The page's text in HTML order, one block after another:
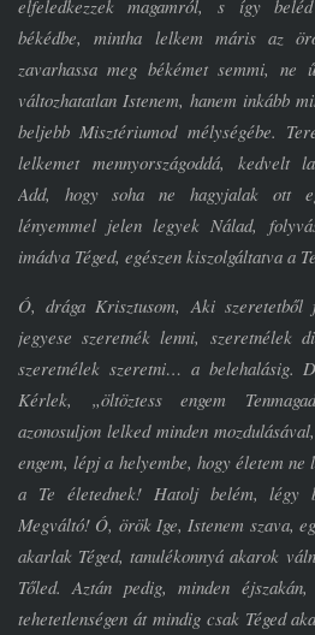
elfeledkezzek magamról, s így
békédbe, mintha lelkem máris az
zavarhassa meg békémet semmi, ne
változhatatlan Istenem, hanem inkább
beljebb Misztériumod mélységébe.
lelkemet mennyországoddá, kedvelt
Add, hogy soha ne hagyjalak ott
lényemmel jelen legyek Nálad,
imádva Téged, egészen kiszolgáltatva a
Ó, drága Krisztusom, Aki szeretetből
jegyese szeretnék lenni, szeretnélek
szeretnélek szeretni… a belehalásig.
Kérlek, „öltöztess engem
azonosuljon lelked minden
engem, lépj a helyembe, hogy életem ne
a Te életednek! Hatolj belém, légy
Megváltó! Ó, örök Ige, Istenem szava,
akarlak Téged, tanulékonnyá akarok
Tőled. Aztán pedig, minden
tehetetlenségen át mindig csak Téged